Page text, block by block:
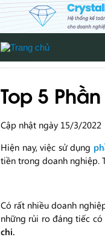
Top 5
Cập nhật ngày 15/3/2022
Hiện nay, việc sử dụng
tiền trong doanh nghiệp.
Có rất nhiều doanh
những rủi ro đáng tiếc
chi.